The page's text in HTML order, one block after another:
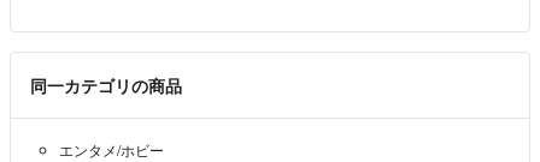
同一カテゴリの商品
エンタメ/ホビー